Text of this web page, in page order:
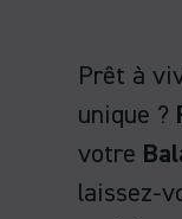
Prêt à
unique ?
votre
laissez-